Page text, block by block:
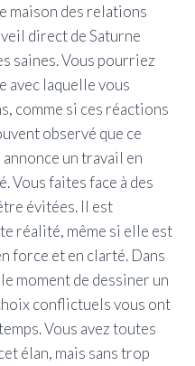
maison des relations
direct de Saturne
saines. Vous pourriez
avec laquelle vous
comme si ces réactions
observé que ce
un travail en
Vous faites face à des
évitées. Il est
réalité, même si elle est
force et en clarté. Dans
moment de dessiner un
conflictuels vous ont
Vous avez toutes
élan, mais sans trop